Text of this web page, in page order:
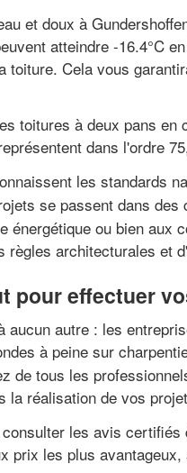
et doux à
atteindre -16.4°C
toiture. Cela vous
toitures à deux pans
dans l'ordre
les standards
se passent dans
énergétique ou bien
règles architecturales et
pour effectuer
aucun autre : les
à peine sur
de tous les
la réalisation de vos
les avis
prix les plus